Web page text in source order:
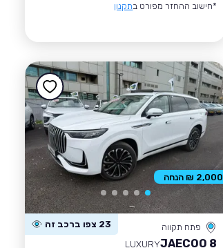
*חישוב ההחזר מפורט בתקנון
פתח תקווה 23 צפו ברכב זה
JAECOO 8
LUXURY
2,000 ₪ הנחה